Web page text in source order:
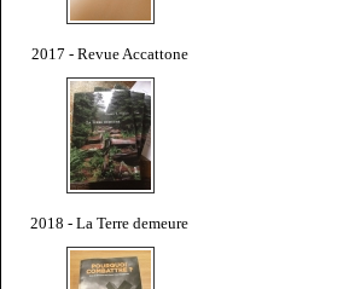
2017 - Revue Accattone
2018 - La Terre demeure